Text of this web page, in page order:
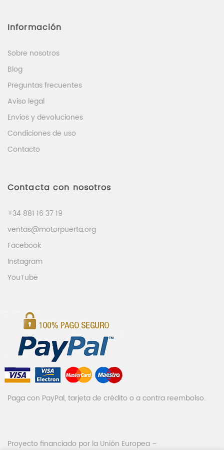
Información
Sobre nosotros
Blog
Preguntas frecuentes
Aviso legal
Envíos y devoluciones
Condiciones de uso
Contacto
Contacta con nosotros
+34 881 16 37 19
ventas@motorpuerta.org
Facebook
Instagram
YouTube
Paga con PayPal, tarjeta de crédito o a contra reembolso.
Proyecto financiado por la Unión Europea –